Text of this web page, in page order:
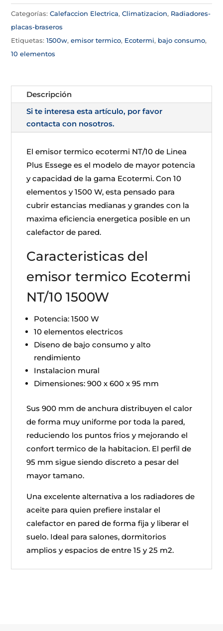
Categorías:Calefaccion Electrica,Climatizacion, Radiadores-
placas-braseros
Etiquetas:1500w,emisor termico, Ecotermi, bajo consumo,
10 elementos
Descripción
Si te interesa esta artículo, por favor
contacta con nosotros.
El emisor termico ecotermi NT/10 de Linea
Plus Essege es el modelo de mayor potencia
y capacidad de la gama Ecotermi. Con 10
elementos y 1500 W, esta pensado para
cubrir estancias medianas y grandes con la
maxima eficiencia energetica posible en un
calefactor de pared.
Caracteristicas del
emisor termico Ecotermi
NT/10 1500W
Potencia: 1500 W
10 elementos electricos
Diseno de bajo consumo y alto
rendimiento
Instalacion mural
Dimensiones: 900 x 600 x 95 mm
Sus 900 mm de anchura distribuyen el calor
de forma muy uniforme por toda la pared,
reduciendo los puntos frios y mejorando el
confort termico de la habitacion. El perfil de
95 mm sigue siendo discreto a pesar del
mayor tamano.
Una excelente alternativa a los radiadores de
aceite para quien prefiere instalar el
calefactor en pared de forma fija y liberar el
suelo. Ideal para salones, dormitorios
amplios y espacios de entre 15 y 25 m2.